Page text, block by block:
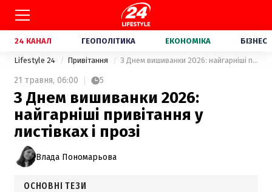
24 КАНАЛ ГЕОПОЛІТИКА ЕКОНОМІКА БІЗНЕС
Lifestyle 24 Привітання З Днем вишиванки 2026: найгарніші привітання у листівках і прозі
21 травня, 06:00 5
З Днем вишиванки 2026:
найгарніші привітання у
листівках і прозі
Влада Пономарьова
ОСНОВНІ ТЕЗИ